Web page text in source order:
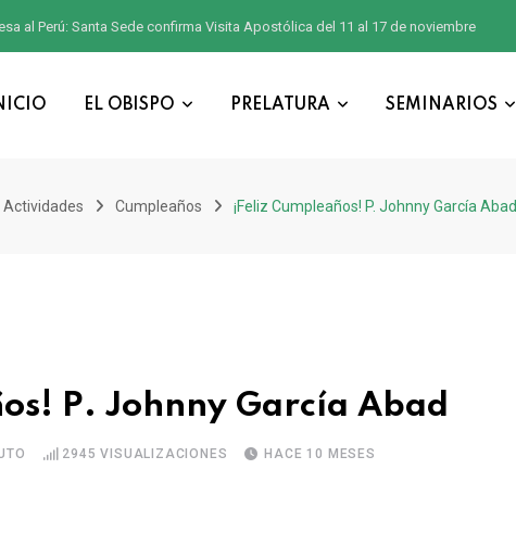
al Perú: Santa Sede confirma Visita Apostólica del 11 al 17 de noviembre
EL OBISPO PRELATURA SEMINARIOS
Actividades Cumpleaños ¡Feliz Cumpleaños! P. Johnny García Abad
P. Johnny García Abad
2945 VISUALIZACIONES HACE 10 MESES